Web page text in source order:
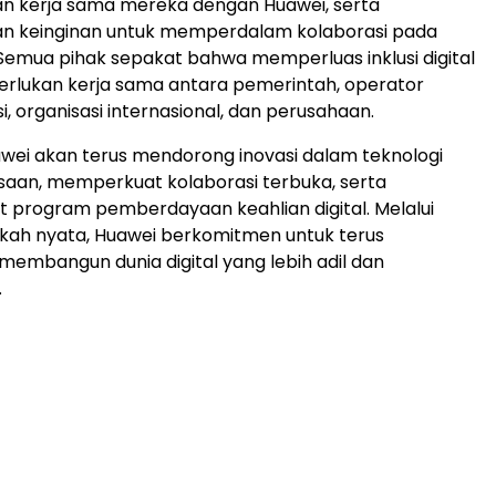
kerja sama mereka dengan Huawei, serta
keinginan untuk memperdalam kolaborasi pada
pihak sepakat bahwa memperluas inklusi digital
kerja sama antara pemerintah, operator
organisasi internasional, dan perusahaan.
akan terus mendorong inovasi dalam teknologi
memperkuat kolaborasi terbuka, serta
pemberdayaan keahlian digital. Melalui
nyata, Huawei berkomitmen untuk terus
dunia digital yang lebih adil dan